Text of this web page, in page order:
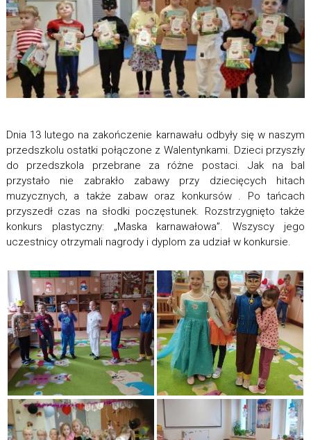
Dnia 13 lutego na zakończenie karnawału odbyły się w naszym
przedszkolu ostatki połączone z Walentynkami. Dzieci przyszły
do przedszkola przebrane za różne postaci. Jak na bal
przystało nie zabrakło zabawy przy dziecięcych hitach
muzycznych, a także zabaw oraz konkursów . Po tańcach
przyszedł czas na słodki poczęstunek. Rozstrzygnięto także
konkurs plastyczny: „Maska karnawałowa”. Wszyscy jego
uczestnicy otrzymali nagrody i dyplom za udział w konkursie.